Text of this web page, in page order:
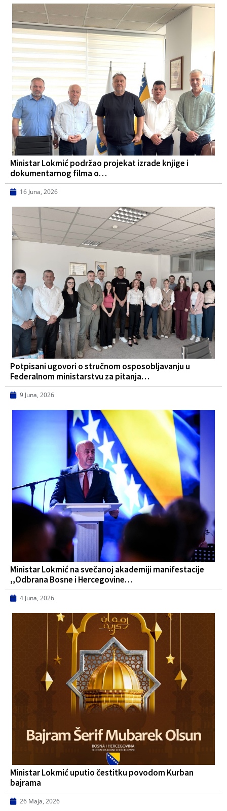
Ministar Lokmić podržao projekat izrade knjige i
dokumentarnog filma o…
16 Juna, 2026
Potpisani ugovori o stručnom osposobljavanju u
Federalnom ministarstvu za pitanja…
9 Juna, 2026
Ministar Lokmić na svečanoj akademiji manifestacije
,,Odbrana Bosne i Hercegovine…
4 Juna, 2026
Ministar Lokmić uputio čestitku povodom Kurban
bajrama
26 Maja, 2026